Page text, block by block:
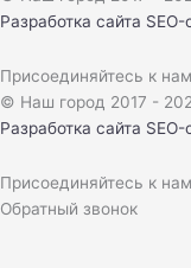
Разработка сайта
Присоединяйтесь к
© Наш город 2017 -
Разработка сайта
Присоединяйтесь к
Обратный звонок